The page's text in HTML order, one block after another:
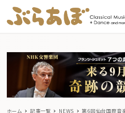
ホーム 記事一覧 NEWS 第6回仙台国際音